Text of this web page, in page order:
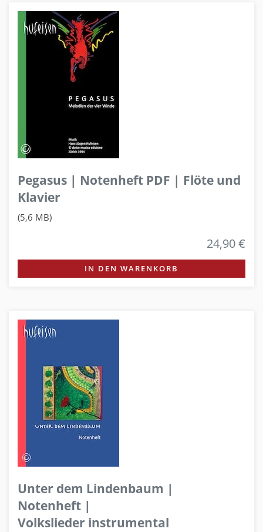
Pegasus | Notenheft PDF | Flöte und
Klavier
(5,6 MB)
24,90 €
IN DEN WARENKORB
Unter dem Lindenbaum |
Notenheft |
Volkslieder instrumental